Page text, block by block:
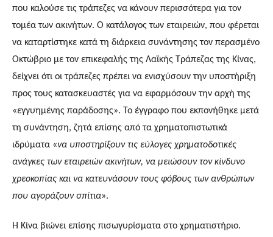
που καλούσε τις τράπεζες να κάνουν περισσότερα για τον
τομέα των ακινήτων. Ο κατάλογος των εταιρειών, που φέρεται
να καταρτίστηκε κατά τη διάρκεια συνάντησης τον περασμένο
Οκτώβριο με τον επικεφαλής της Λαϊκής Τράπεζας της Κίνας,
δείχνει ότι οι τράπεζες πρέπει να ενισχύσουν την υποστήριξη
προς τους κατασκευαστές για να εφαρμόσουν την αρχή της
«εγγυημένης παράδοσης». Το έγγραφο που εκπονήθηκε μετά
τη συνάντηση, ζητά επίσης από τα χρηματοπιστωτικά
ιδρύματα «να υποστηρίξουν τις εύλογες χρηματοδοτικές
ανάγκες των εταιρειών ακινήτων, να μειώσουν τον κίνδυνο
χρεοκοπίας και να κατευνάσουν τους φόβους των ανθρώπων
που αγοράζουν σπίτια».
Η Κίνα βιώνει επίσης πισωγυρίσματα στο χρηματιστήριο.